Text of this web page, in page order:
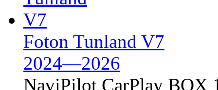
Foton Tunland V7
2024—2026
NaviPilot CarPlay BOX